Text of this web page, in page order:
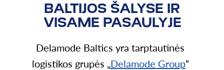
BALTIJOS ŠALYSE IR
VISAME PASAULYJE
Delamode Baltics yra tarptautinės
logistikos grupės „Delamode Group“